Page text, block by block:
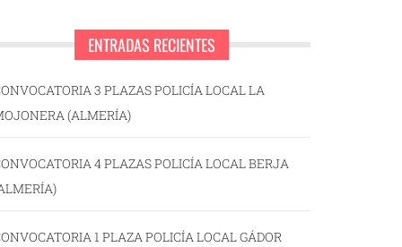
ENTRADAS RECIENTES
3 PLAZAS POLICÍA LOCAL LA
(ALMERÍA)
4 PLAZAS POLICÍA LOCAL BERJA
1 PLAZA POLICÍA LOCAL GÁDOR